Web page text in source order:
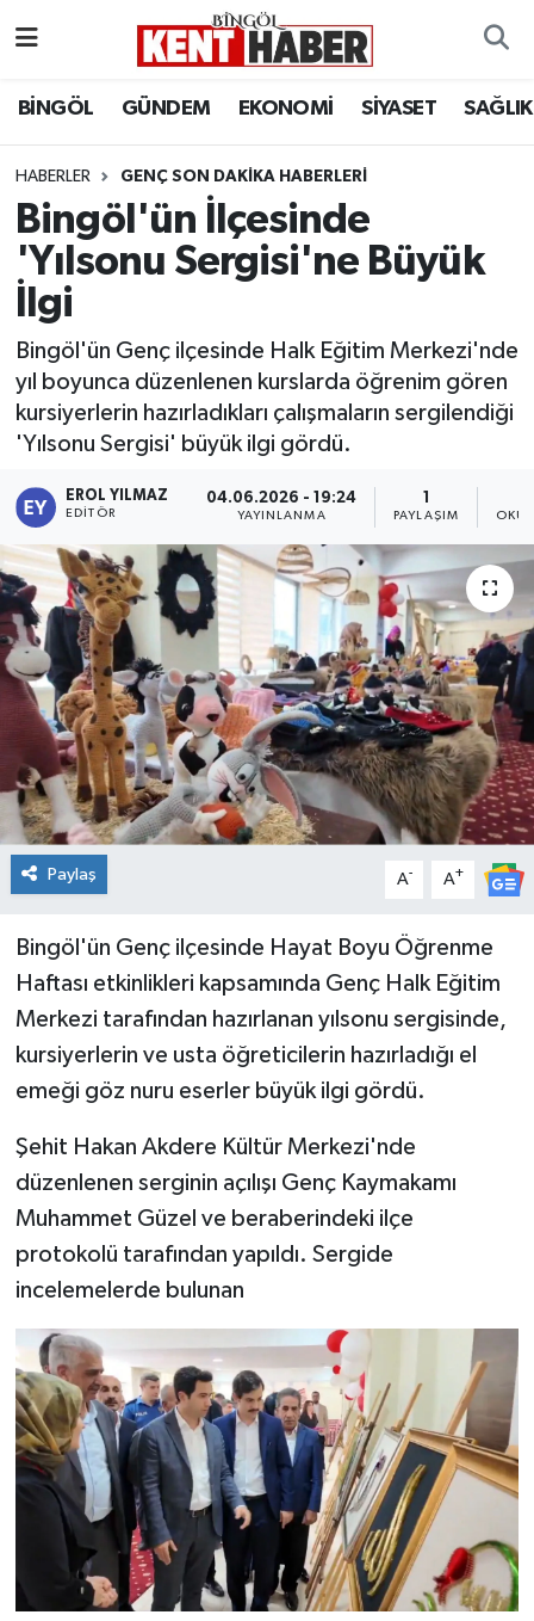
BİNGÖL GÜNDEM EKONOMİ SİYASET SAĞLIK
HABERLER GENÇ SON DAKIKA HABERLERI
Bingöl'ün İlçesinde
'Yılsonu Sergisi'ne Büyük
İlgi
Bingöl'ün Genç ilçesinde Halk Eğitim Merkezi'nde
yıl boyunca düzenlenen kurslarda öğrenim gören
kursiyerlerin hazırladıkları çalışmaların sergilendiği
'Yılsonu Sergisi' büyük ilgi gördü.
EROL YILMAZ
EDITÖR
04.06.2026 - 19:24
YAYINLANMA PAYLAŞIM
Paylaş A- A+
Bingöl'ün Genç ilçesinde Hayat Boyu Öğrenme
Haftası etkinlikleri kapsamında Genç Halk Eğitim
Merkezi tarafından hazırlanan yılsonu sergisinde,
kursiyerlerin ve usta öğreticilerin hazırladığı el
emeği göz nuru eserler büyük ilgi gördü.
Şehit Hakan Akdere Kültür Merkezi'nde
düzenlenen serginin açılışı Genç Kaymakamı
Muhammet Güzel ve beraberindeki ilçe
protokolü tarafından yapıldı. Sergide
incelemelerde bulunan
BİLİM-TEKNOLOJİ
DÜNYA
EĞİTİM
GENÇ
GÜNDEM
KARLIOVA
KİĞI
MERKEZ
RESMİ İLANLAR
SAĞLIK
SİYASET
SOLHAN
SPOR
YEDİSU
Bingöl Hava Durumu
Bingöl Namaz Vakitleri
Bingöl Trafik Yoğunluk Haritası
Tüm Manşetler
Son Dakika Haberleri
Haber Arşivi